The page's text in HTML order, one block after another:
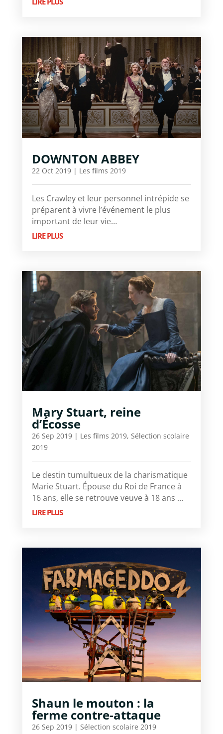
DOWNTON ABBEY
22 Oct 2019| Les films 2019
Les Crawley et leur personnel intrépide se
préparent à vivre l’événement le plus
important de leur vie…
LIRE PLUS
Mary Stuart, reine
d’Écosse
26 Sep 2019| Les films 2019, Sélection scolaire
2019
Le destin tumultueux de la charismatique
Marie Stuart. Épouse du Roi de France à
16 ans, elle se retrouve veuve à 18 ans …
LIRE PLUS
Shaun le mouton : la
ferme contre-attaque
26 Sep 2019| Sélection scolaire 2019